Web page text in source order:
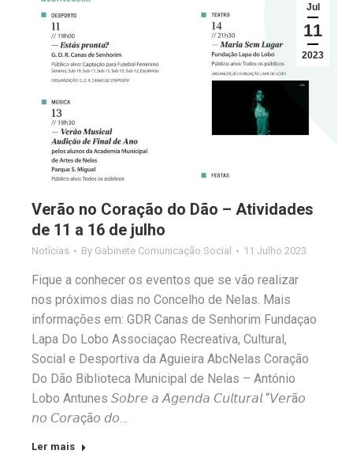
Jul
11
2023
Verão no Coração do Dão – Atividades
de 11 a 16 de julho
Notícias By Gabinete Comunicação Social 11 Julho 2023
Fique a conhecer os eventos que se vão realizar
nos próximos dias no Concelho de Nelas. Mais
informações em: GDR Canas de Senhorim Fundaçao
Lapa Do Lobo Associaçao Recreativa, Cultural,
Social e Desportiva da Aguieira AbcNelas Coração
Do Dão Biblioteca Municipal de Nelas – António
Lobo Antunes 𝘚𝘰𝘣𝘳𝘦 𝘢 𝘈𝘨𝘦𝘯𝘥𝘢 𝘊𝘶𝘭𝘵𝘶𝘳𝘢𝘭 “𝘝𝘦𝘳ã𝘰
𝘯𝘰 𝘊𝘰𝘳𝘢çã𝘰 𝘥𝘰…
Ler mais